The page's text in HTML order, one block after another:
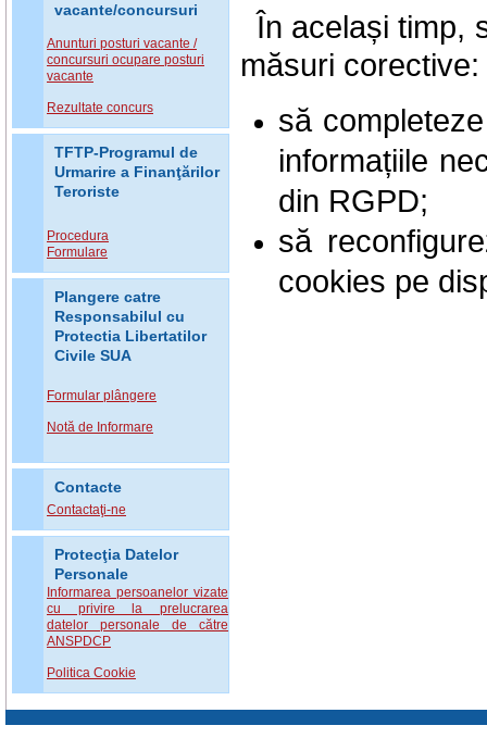
vacante/concursuri
Anunturi posturi vacante /
concursuri ocupare posturi
vacante
Rezultate concurs
TFTP-Programul de
Urmarire a Finanţărilor
Teroriste
Procedura
Formulare
Plangere catre
Responsabilul cu
Protectia Libertatilor
Civile SUA
Formular plângere
Notă de Informare
Contacte
Contactaţi-ne
Protecţia Datelor
Personale
Informarea persoanelor vizate
cu privire la prelucrarea
datelor personale de către
ANSPDCP
Politica Cookie
În același timp,
măsuri corective:
să
informațiile
din RGPD;
să
cookies pe